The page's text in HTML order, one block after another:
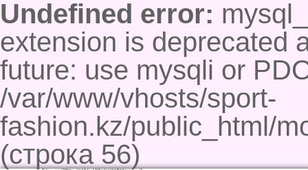
Undefined error:
extension is deprecated
future: use mysqli or
/var/www/vhosts/sport-
fashion.kz/public_html/
(строка 56)